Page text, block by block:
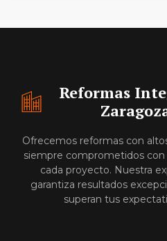
Reformas
Ofrecemos reformas con
siempre comprometidos con
cada proyecto. Nuestra
garantiza resultados
superan tus